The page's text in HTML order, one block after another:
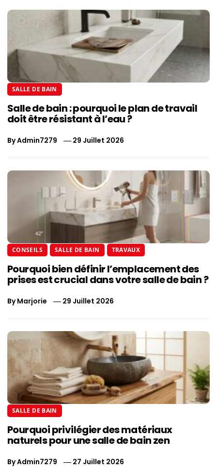
SALLE DE BAIN
Salle de bain : pourquoi le plan de travail
doit être résistant à l’eau ?
ByAdmin7279 29 Juillet 2026
CONSEILS SALLE DE BAIN TRAVAUX
Pourquoi bien définir l’emplacement des
prises est crucial dans votre salle de bain ?
ByMarjorie 29 Juillet 2026
SALLE DE BAIN
Pourquoi privilégier des matériaux
naturels pour une salle de bain zen
ByAdmin7279 27 Juillet 2026